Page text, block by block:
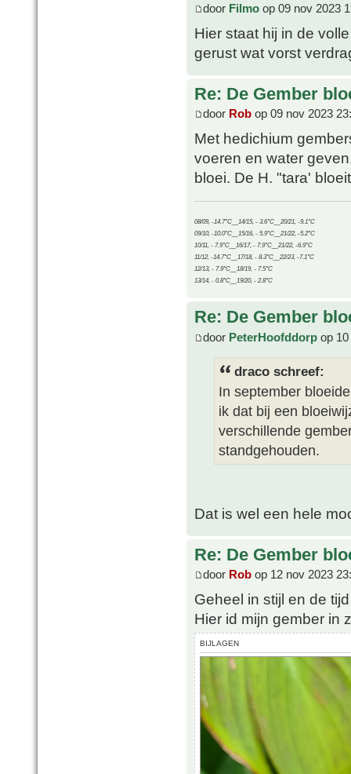
door Filmo op 09 nov 2023
Hier staat hij in de
gerust wat vorst
Re: De Gember
door Rob op 09 nov 2023
Met hedichium
voeren en water
bloei. De H. "tara'
08/09, -14.7°C__14/15, - 3.6°C__20/21, -9.1°C
09/10, -10.0°C__15/16, - 5.9°C__21/22, -5.2°C
10/11, - 7.9°C__16/17, - 7.9°C__21/22, -6.9°C
11/12, -14.7°C__17/18, - 8.3°C__22/23, -7.1°C
12/13, - 7.9°C__18/19, - 7.5°C
13/14, - 0.8°C__19/20, - 2.8°C
Re: De Gember
door PeterHoofddorp op
draco schreef:
In september
ik dat bij een
verschillende
standgehouden.
Dat is wel een hele
Re: De Gember
door Rob op 12 nov 2023
Geheel in stijl en de
Hier id mijn gember in
BIJLAGEN